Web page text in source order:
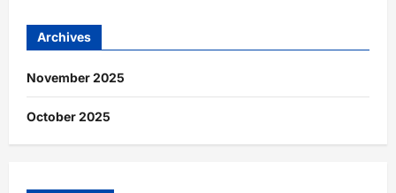
Archives
November 2025
October 2025